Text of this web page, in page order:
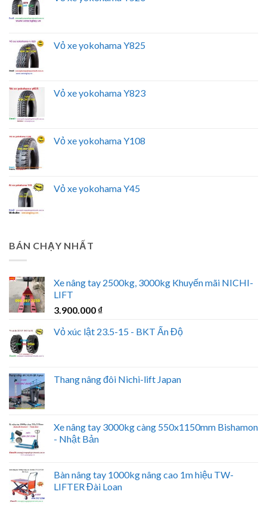
Vỏ xe yokohama Y825
Vỏ xe yokohama Y823
Vỏ xe yokohama Y108
Vỏ xe yokohama Y45
BÁN CHẠY NHẤT
Xe nâng tay 2500kg, 3000kg Khuyến mãi NICHI-
LIFT
3.900.000 ₫
Vỏ xúc lật 23.5-15 - BKT Ấn Độ
Thang nâng đôi Nichi-lift Japan
Xe nâng tay 3000kg càng 550x1150mm Bishamon
- Nhật Bản
Bàn nâng tay 1000kg nâng cao 1m hiệu TW-
LIFTER Đài Loan